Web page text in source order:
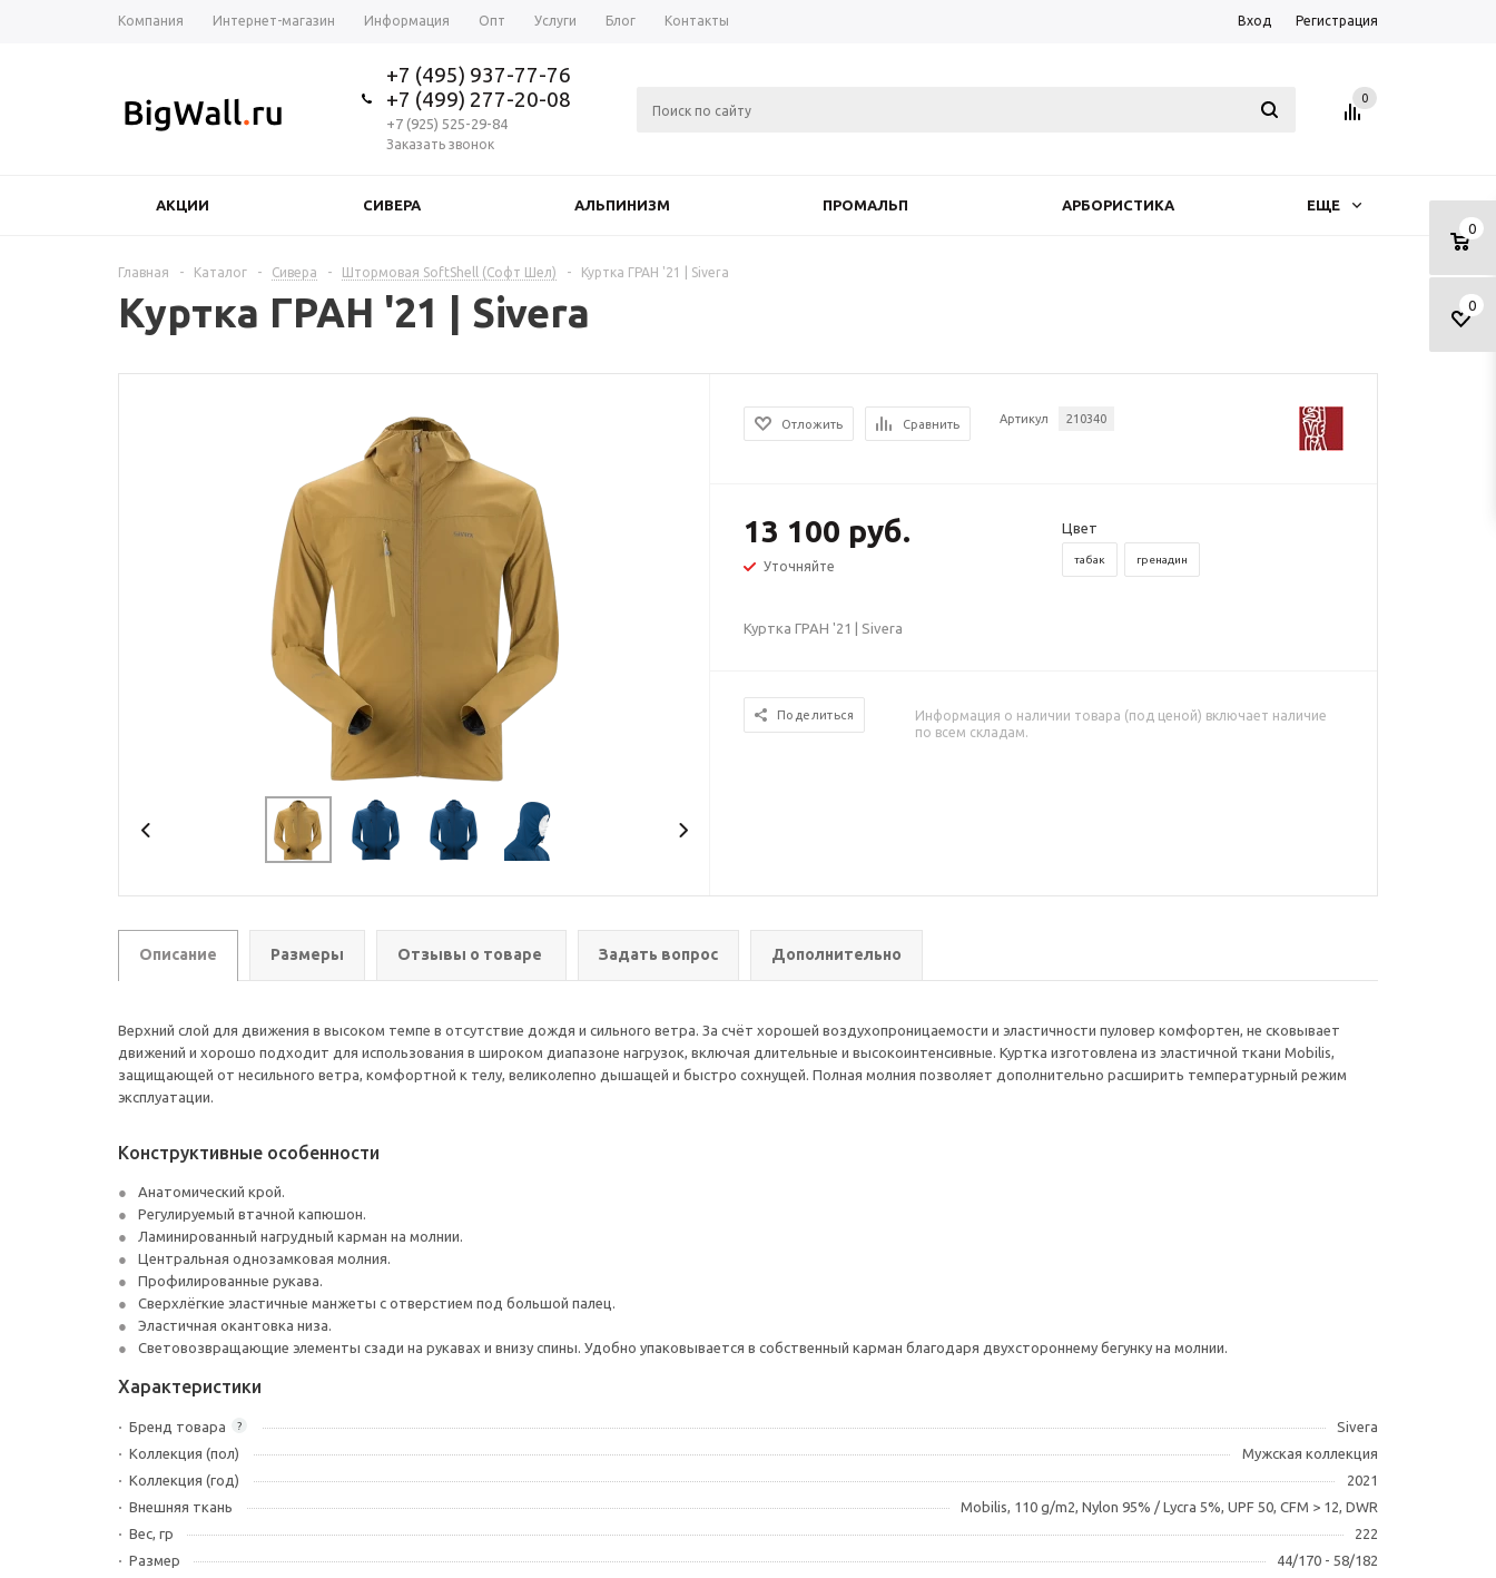
Компания Интернет-магазин Информация Опт Услуги Блог Контакты Вход Регистрация
+7 (495) 937-77-76
+7 (499) 277-20-08
+7 (925) 525-29-84
Заказать звонок
0
0
0
АКЦИИ СИВЕРА АЛЬПИНИЗМ ПРОМАЛЬП АРБОРИСТИКА ЕЩЕ
Главная - Каталог - Сивера - Штормовая SoftShell (Софт Шел) - Куртка ГРАН '21 | Sivera
Куртка ГРАН '21 | Sivera
Отложить Сравнить Артикул 210340
13 100 руб.
Уточняйте
Цвет
табак гренадин
Куртка ГРАН '21 | Sivera
Поделиться
Информация о наличии товара (под ценой) включает наличие
по всем складам.
Описание Размеры Отзывы о товаре Задать вопрос Дополнительно
Верхний слой для движения в высоком темпе в отсутствие дождя и сильного ветра. За счёт хорошей воздухопроницаемости и эластичности пуловер комфортен, не сковывает
движений и хорошо подходит для использования в широком диапазоне нагрузок, включая длительные и высокоинтенсивные. Куртка изготовлена из эластичной ткани Mobilis,
защищающей от несильного ветра, комфортной к телу, великолепно дышащей и быстро сохнущей. Полная молния позволяет дополнительно расширить температурный режим
эксплуатации.
Конструктивные особенности
Анатомический крой.
Регулируемый втачной капюшон.
Ламинированный нагрудный карман на молнии.
Центральная однозамковая молния.
Профилированные рукава.
Сверхлёгкие эластичные манжеты с отверстием под большой палец.
Эластичная окантовка низа.
Световозвращающие элементы сзади на рукавах и внизу спины. Удобно упаковывается в собственный карман благодаря двухстороннему бегунку на молнии.
Характеристики
?
Бренд товара
Sivera
Коллекция (пол)
Мужская коллекция
Коллекция (год)
2021
Внешняя ткань
Mobilis, 110 g/m2, Nylon 95% / Lycra 5%, UPF 50, CFM > 12, DWR
Вес, гр
222
Размер
44/170 - 58/182